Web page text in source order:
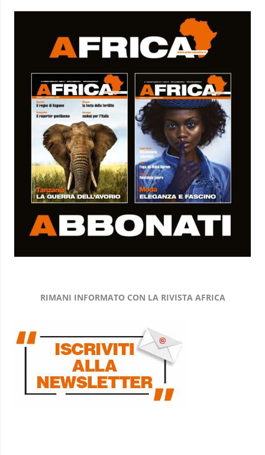
RIMANI INFORMATO CON LA RIVISTA AFRICA